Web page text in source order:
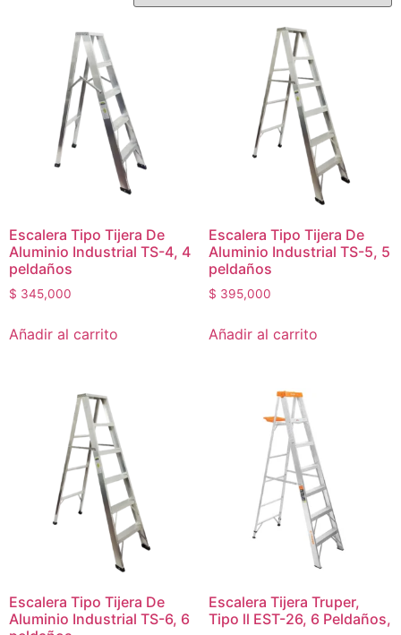
Escalera Tipo Tijera De
Aluminio Industrial TS-4, 4
peldaños
$ 345,000
Añadir al carrito
Escalera Tipo Tijera De
Aluminio Industrial TS-5, 5
peldaños
$ 395,000
Añadir al carrito
Escalera Tipo Tijera De
Aluminio Industrial TS-6, 6
Escalera Tijera Truper,
Tipo ll EST-26, 6 Peldaños,